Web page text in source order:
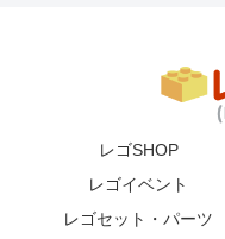
レゴSHOP
レゴイベント
レゴセット・パーツ